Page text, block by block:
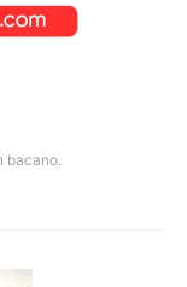
bacano.